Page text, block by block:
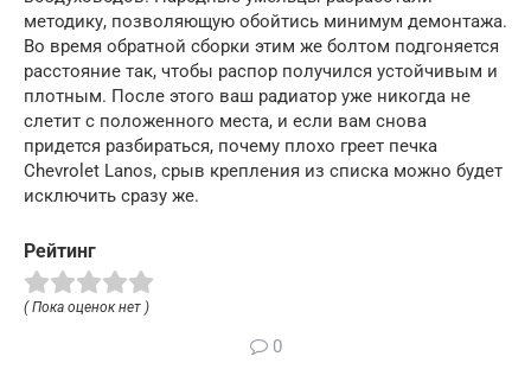
методику, позволяющую обойтись минимум демонтажа.
Во время обратной сборки этим же болтом подгоняется
расстояние так, чтобы распор получился устойчивым и
плотным. После этого ваш радиатор уже никогда не
слетит с положенного места, и если вам снова
придется разбираться, почему плохо греет печка
Chevrolet Lanos, срыв крепления из списка можно будет
исключить сразу же.
Рейтинг
( Пока оценок нет )
0